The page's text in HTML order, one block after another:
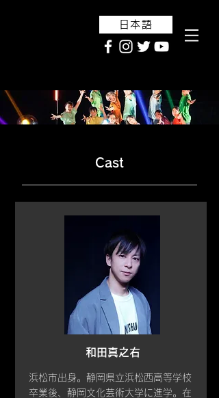
日本語
Cast
和田真之右
浜松市出身。静岡県立浜松西高等学校
卒業後、静岡文化芸術大学に進学。在